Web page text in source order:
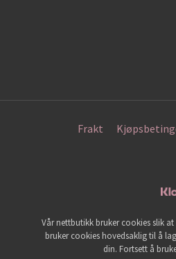
Frakt
Vår nettbutikk bruker cookies slik
bruker cookies hovedsaklig til å
din. Fortsett å